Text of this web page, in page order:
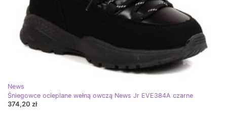
News
Śniegowce ocieplane wełną owczą News Jr EVE384A czarne
374,20 zł